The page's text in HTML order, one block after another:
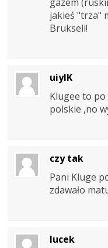
jakieś "trza"
Brukseli!
uiyIK
Klugee to po
polskie ,no
czy tak
Pani Kluge
zdawało
lucek